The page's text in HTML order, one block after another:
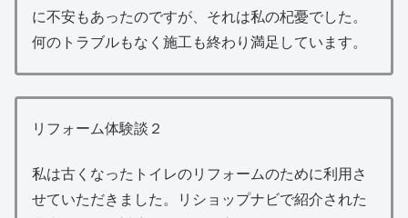
に不安もあったのですが、それは私の杞憂でした。
何のトラブルもなく施工も終わり満足しています。
リフォーム体験談２
私は古くなったトイレのリフォームのために利用さ
せていただきました。リショップナビで紹介された